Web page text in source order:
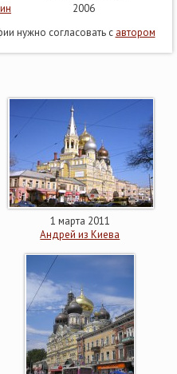
2006
нужно согласовать с автором
1 марта 2011
Андрей из Киева